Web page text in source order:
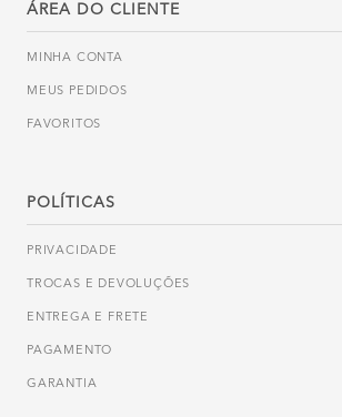
ÁREA DO CLIENTE
MINHA CONTA
MEUS PEDIDOS
FAVORITOS
POLÍTICAS
PRIVACIDADE
TROCAS E DEVOLUÇÕES
ENTREGA E FRETE
PAGAMENTO
GARANTIA